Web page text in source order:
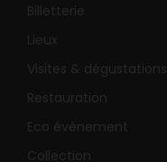
Billetterie
Lieux
Visites & dégustations
Restauration
Eco évènement
Collection